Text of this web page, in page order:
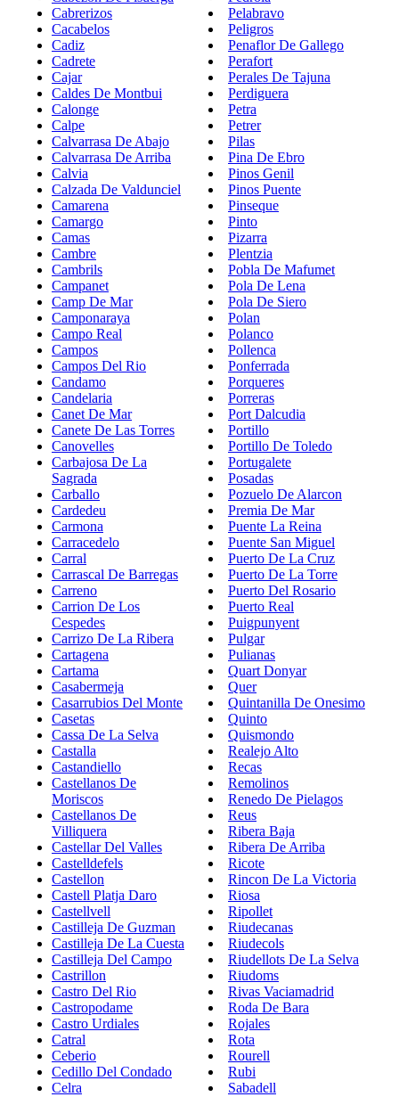
Cabrerizos
Cacabelos
Cadiz
Cadrete
Cajar
Caldes De Montbui
Calonge
Calpe
Calvarrasa De Abajo
Calvarrasa De Arriba
Calvia
Calzada De Valdunciel
Camarena
Camargo
Camas
Cambre
Cambrils
Campanet
Camp De Mar
Camponaraya
Campo Real
Campos
Campos Del Rio
Candamo
Candelaria
Canet De Mar
Canete De Las Torres
Canovelles
Carbajosa De La
Sagrada
Carballo
Cardedeu
Carmona
Carracedelo
Carral
Carrascal De Barregas
Carreno
Carrion De Los
Cespedes
Carrizo De La Ribera
Cartagena
Cartama
Casabermeja
Casarrubios Del Monte
Casetas
Cassa De La Selva
Castalla
Castandiello
Castellanos De
Moriscos
Castellanos De
Villiquera
Castellar Del Valles
Castelldefels
Castellon
Castell Platja Daro
Castellvell
Castilleja De Guzman
Castilleja De La Cuesta
Castilleja Del Campo
Castrillon
Castro Del Rio
Castropodame
Castro Urdiales
Catral
Ceberio
Cedillo Del Condado
Celra
Pelabravo
Peligros
Penaflor De Gallego
Perafort
Perales De Tajuna
Perdiguera
Petra
Petrer
Pilas
Pina De Ebro
Pinos Genil
Pinos Puente
Pinseque
Pinto
Pizarra
Plentzia
Pobla De Mafumet
Pola De Lena
Pola De Siero
Polan
Polanco
Pollenca
Ponferrada
Porqueres
Porreras
Port Dalcudia
Portillo
Portillo De Toledo
Portugalete
Posadas
Pozuelo De Alarcon
Premia De Mar
Puente La Reina
Puente San Miguel
Puerto De La Cruz
Puerto De La Torre
Puerto Del Rosario
Puerto Real
Puigpunyent
Pulgar
Pulianas
Quart Donyar
Quer
Quintanilla De Onesimo
Quinto
Quismondo
Realejo Alto
Recas
Remolinos
Renedo De Pielagos
Reus
Ribera Baja
Ribera De Arriba
Ricote
Rincon De La Victoria
Riosa
Ripollet
Riudecanas
Riudecols
Riudellots De La Selva
Riudoms
Rivas Vaciamadrid
Roda De Bara
Rojales
Rota
Rourell
Rubi
Sabadell